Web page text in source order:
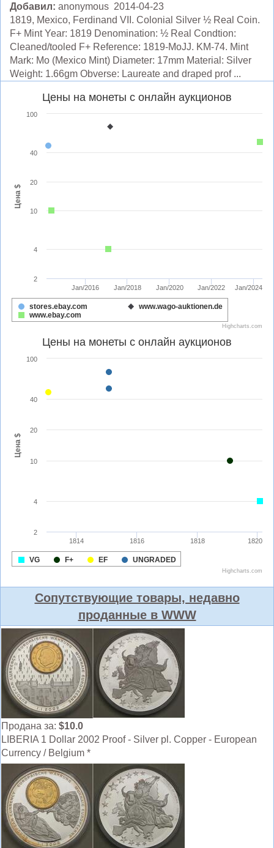
Добавил: anonymous 2014-04-23
1819, Mexico, Ferdinand VII. Colonial Silver ½ Real Coin.
F+ Mint Year: 1819 Denomination: ½ Real Condtion:
Cleaned/tooled F+ Reference: 1819-MoJJ. KM-74. Mint
Mark: Mo (Mexico Mint) Diameter: 17mm Material: Silver
Weight: 1.66gm Obverse: Laureate and draped prof ...
Сопутствующие товары, недавно
проданные в WWW
Продана за: $10.0
LIBERIA 1 Dollar 2002 Proof - Silver pl. Copper - European
Currency / Belgium *